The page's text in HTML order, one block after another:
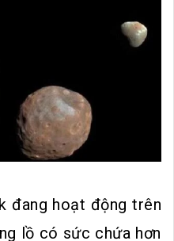
đang hoạt động trên
lồ có sức chứa hơn